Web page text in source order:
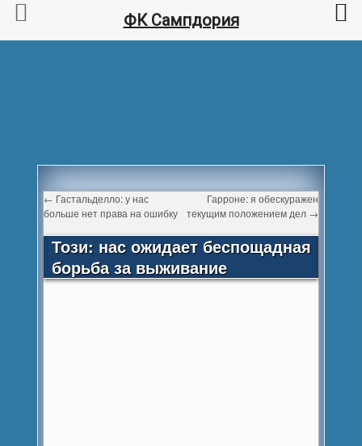
← Гастальделло: у нас
больше нет права на ошибку
Гарроне: я обескуражен
текущим положением дел →
Този: нас ожидает беспощадная
борьба за выживание
ФК Сампдория